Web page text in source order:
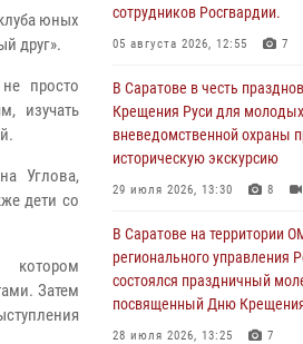
юных
друг».
просто
изучать
Углова,
дети со
котором
Затем
сотрудников Росгвардии.
05 августа 2026, 12:55 7
В Саратове в честь
Крещения Руси для
вневедомственной охраны
историческую экскурсию
29 июля 2026, 13:30 8
В Саратове на территории
регионального управления
состоялся праздничный
посвященный Дню
28 июля 2026, 13:25 7